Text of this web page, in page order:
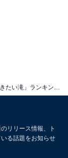
リリース情報、ト
る話題をお知らせ